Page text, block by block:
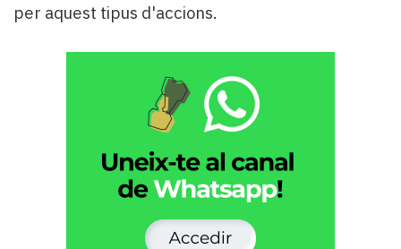
per aquest tipus d'accions.